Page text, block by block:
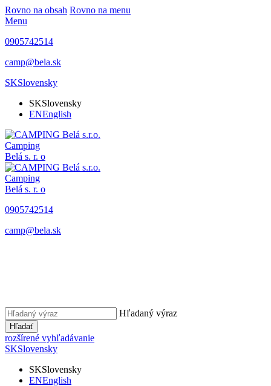
Rovno na obsah Rovno na menu
Menu
0905742514
camp@bela.sk
SKSlovensky
SKSlovensky
ENEnglish
Camping
Belá s. r. o
Camping
Belá s. r. o
0905742514
camp@bela.sk
Hľadaný výraz
Hľadať
rozšírené vyhľadávanie
SKSlovensky
SKSlovensky
ENEnglish